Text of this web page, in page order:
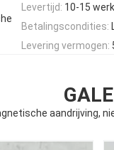
Levertijd: 10-15
Betalingscondities:
Levering vermogen:
aandrijving,